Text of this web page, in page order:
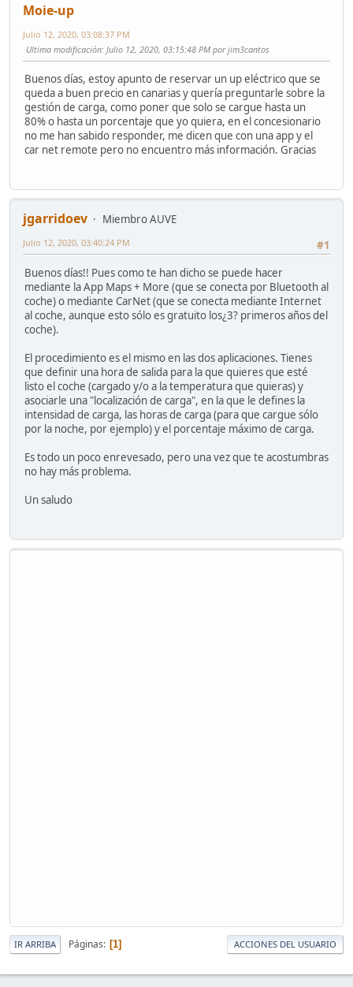
Moie-up
Julio 12, 2020, 03:08:37 PM
Ultima modificación: Julio 12, 2020, 03:15:48 PM por jim3cantos
Buenos días, estoy apunto de reservar un up eléctrico que se
queda a buen precio en canarias y quería preguntarle sobre la
gestión de carga, como poner que solo se cargue hasta un
80% o hasta un porcentaje que yo quiera, en el concesionario
no me han sabido responder, me dicen que con una app y el
car net remote pero no encuentro más información. Gracias
jgarridoev
Miembro AUVE
#1
Julio 12, 2020, 03:40:24 PM
Buenos días!! Pues como te han dicho se puede hacer
mediante la App Maps + More (que se conecta por Bluetooth al
coche) o mediante CarNet (que se conecta mediante Internet
al coche, aunque esto sólo es gratuito los¿3? primeros años del
coche).
El procedimiento es el mismo en las dos aplicaciones. Tienes
que definir una hora de salida para la que quieres que esté
listo el coche (cargado y/o a la temperatura que quieras) y
asociarle una "localización de carga", en la que le defines la
intensidad de carga, las horas de carga (para que cargue sólo
por la noche, por ejemplo) y el porcentaje máximo de carga.
Es todo un poco enrevesado, pero una vez que te acostumbras
no hay más problema.
Un saludo
IR ARRIBA Páginas 1 ACCIONES DEL USUARIO